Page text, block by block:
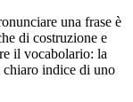
una frase è
di costruzione e
il vocabolario: la
chiaro indice di uno